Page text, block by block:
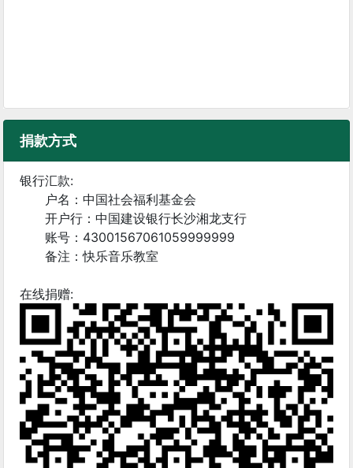
捐款方式
银行汇款:
户名：中国社会福利基金会
开户行：中国建设银行长沙湘龙支行
账号：43001567061059999999
备注：快乐音乐教室
在线捐赠: